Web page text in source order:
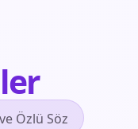
Özlü Söz